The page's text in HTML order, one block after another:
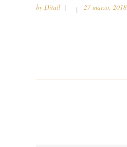
by Ditail 27 marzo, 2018